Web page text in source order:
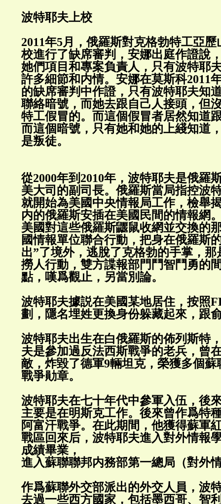
波特耶夫上校
2011年5月，俄羅斯對克格勃特工亞
校進行了缺席審判，安娜出庭作證說
她們項目和專案負責人，只有波特耶
許多細節和内情。安娜在莫斯科2011
的缺席審判中作證，只有波特耶夫知
聯絡暗號，而她去跟自己人接頭，但
特工假冒的。而這個假冒者居然知道
而這個暗號，只有她和她的上綫知道
是叛徒。
從2000年到2010年，波特耶夫是俄羅
美大司的副司長。俄羅斯當局指控波
就開始為美國中央情報局工作，檢舉
内的俄羅斯安插在美國民間的情報網
美國對這些俄羅斯鼴鼠收網並交換的
國情報單位聯合行動，把身在俄羅斯
出”了境外，逃脫了克格勃的手掌，
撈人行動，雙方諜報部門鬥智鬥勇的
點，嘆爲觀止，另當別論。
波特耶夫據説在美國某地居住，按照
劃，隱名埋姓更換身份躲藏起來，跟
波特耶夫出生在白俄羅斯的佈列斯特
夫是參加過反法西斯戰爭的老兵，曾
敵，炸毀了德軍9輛坦克，榮獲多個
戰爭勛章。
波特耶夫在七十年代中參軍入伍，後
主要是在明斯克工作。後來曾作爲特
阿富汗戰爭。在此期間，他獲得蘇軍
戰區回來后，波特耶夫進入對外情報
成績畢業，
進入蘇聯聯邦内務部第一總局（對外
作爲蘇聯外交部派出的外交人員，波
去過一些西方國家，包括墨西哥、智